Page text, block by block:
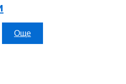
Още